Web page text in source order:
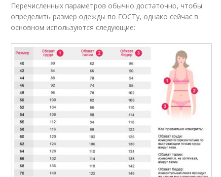
Перечисленных параметров обычно достаточно, чтобы
определить размер одежды по ГОСТу, однако сейчас в
основном используются следующие: